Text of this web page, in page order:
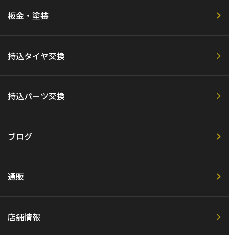
板金・塗装
持込タイヤ交換
持込パーツ交換
ブログ
通販
店舗情報